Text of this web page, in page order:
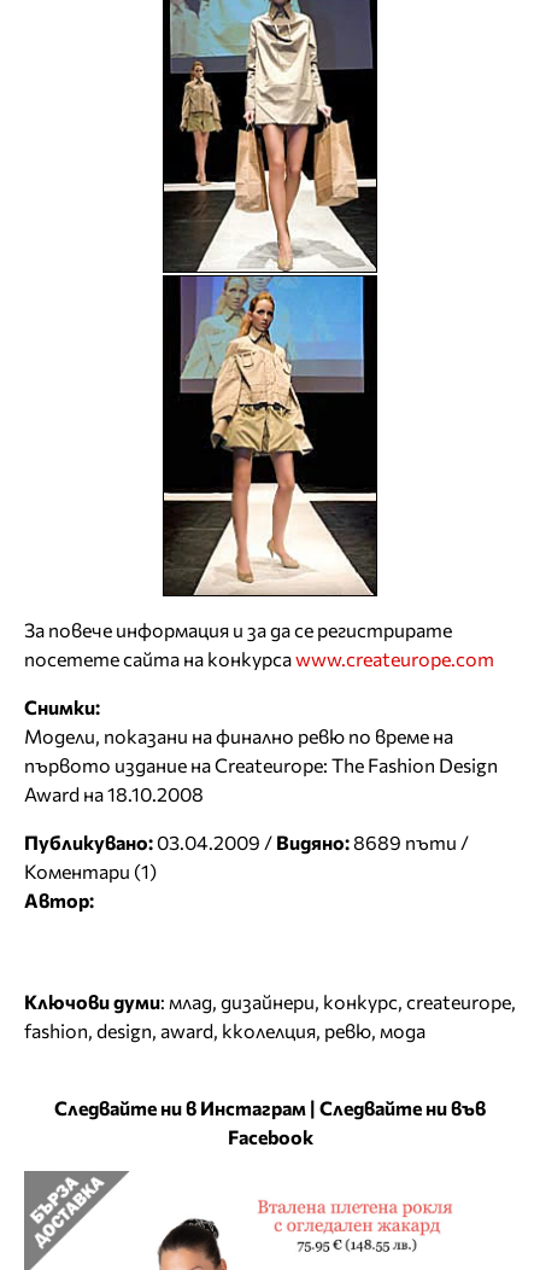
За повече информация и за да се регистрирате
посетете сайта на конкурсаwww.createurope.com
Снимки:
Модели, показани на финално ревю по време на
първото издание на Createurope: The Fashion Design
Award на 18.10.2008
Публикувано: 03.04.2009 / Видяно:8689 пъти /
Коментари (1)
Автор:
Ключови думи: млад дизайнери конкурс createurope
fashion design award кколелция ревю мода
Следвайте ни в Инстаграм | Следвайте ни във
Facebook